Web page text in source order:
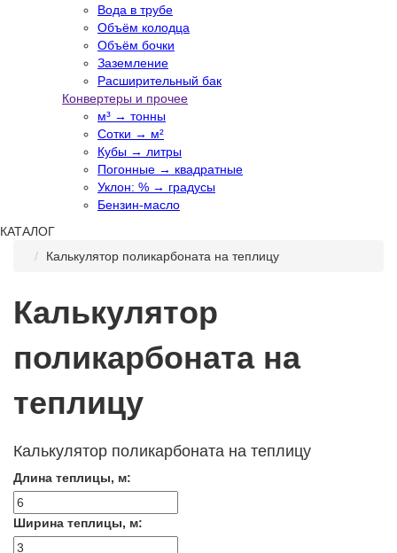
Вода в трубе
Объём колодца
Объём бочки
Заземление
Расширительный бак
Конвертеры и прочее
м³ → тонны
Сотки → м²
Кубы → литры
Погонные → квадратные
Уклон: % → градусы
Бензин-масло
КАТАЛОГ
Калькулятор поликарбоната на теплицу
Калькулятор
поликарбоната на
теплицу
Калькулятор поликарбоната на теплицу
Длина теплицы, м:
Ширина теплицы, м: